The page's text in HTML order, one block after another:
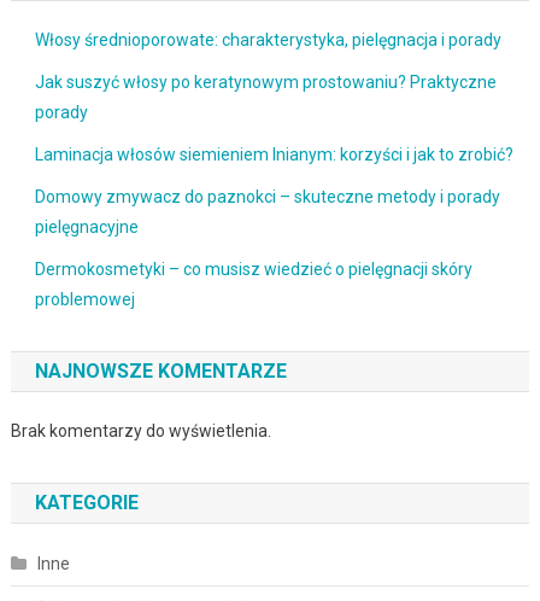
Włosy średnioporowate: charakterystyka, pielęgnacja i porady
Jak suszyć włosy po keratynowym prostowaniu? Praktyczne
porady
Laminacja włosów siemieniem lnianym: korzyści i jak to zrobić?
Domowy zmywacz do paznokci – skuteczne metody i porady
pielęgnacyjne
Dermokosmetyki – co musisz wiedzieć o pielęgnacji skóry
problemowej
NAJNOWSZE KOMENTARZE
Brak komentarzy do wyświetlenia.
KATEGORIE
Inne